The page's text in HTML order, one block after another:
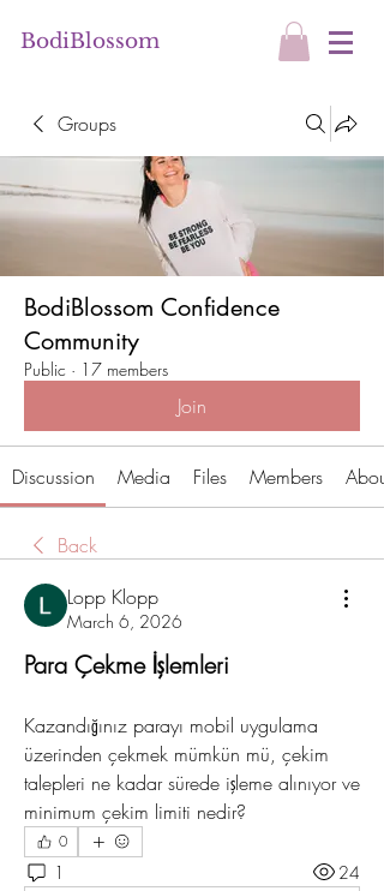
BodiBlossom
Groups
BodiBlossom Confidence
Community
Public · 17 members
Join
Discussion Media Files Members About
Back
Lopp Klopp
March 6, 2026
Para Çekme İşlemleri
Kazandığınız parayı mobil uygulama
üzerinden çekmek mümkün mü, çekim
talepleri ne kadar sürede işleme alınıyor ve
minimum çekim limiti nedir?
0
1 24